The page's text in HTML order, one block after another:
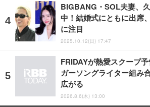
BIGBANG・SOL夫妻、
中！結婚式にともに出席
に注目
2025.10.12(日) 17:47
FRIDAYが熱愛スクープ
ガーソングライター組み
広がる
2026.8.6(木) 13:00